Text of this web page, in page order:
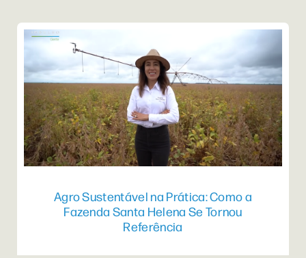
Agro Sustentável na Prática: Como a
Fazenda Santa Helena Se Tornou
Referência